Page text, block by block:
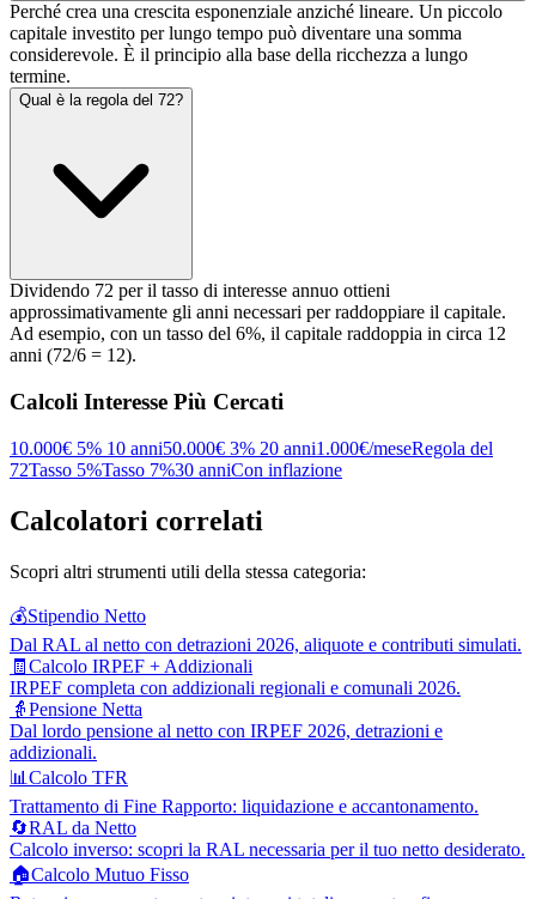
Perché crea una crescita esponenziale anziché lineare. Un piccolo
capitale investito per lungo tempo può diventare una somma
considerevole. È il principio alla base della ricchezza a lungo
termine.
Qual è la regola del 72?
Dividendo 72 per il tasso di interesse annuo ottieni
approssimativamente gli anni necessari per raddoppiare il capitale.
Ad esempio, con un tasso del 6%, il capitale raddoppia in circa 12
anni (72/6 = 12).
Calcoli Interesse Più Cercati
10.000€ 5% 10 anni50.000€ 3% 20 anni1.000€/meseRegola del
72Tasso 5%Tasso 7%30 anniCon inflazione
Calcolatori correlati
Scopri altri strumenti utili della stessa categoria:
💰Stipendio Netto
Dal RAL al netto con detrazioni 2026, aliquote e contributi simulati.
🧾 Calcolo IRPEF + Addizionali
IRPEF completa con addizionali regionali e comunali 2026.
👵Pensione Netta
Dal lordo pensione al netto con IRPEF 2026, detrazioni e
addizionali.
📊 Calcolo TFR
Trattamento di Fine Rapporto: liquidazione e accantonamento.
🔄RAL da Netto
Calcolo inverso: scopri la RAL necessaria per il tuo netto desiderato.
🏠Calcolo Mutuo Fisso